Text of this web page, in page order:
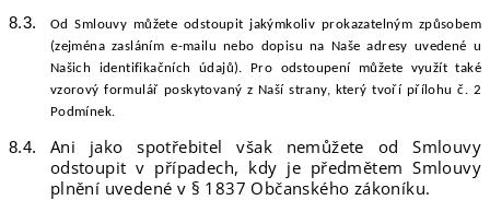
Od Smlouvy můžete odstoupit jakýmkoliv prokazatelným způsobem
(zejména zasláním e-mailu nebo dopisu na Naše adresy uvedené u
Našich identifikačních údajů). Pro odstoupení můžete využít také
vzorový formulář poskytovaný z Naší strany, který tvoří přílohu č. 2
Podmínek.
Ani jako spotřebitel však nemůžete od Smlouvy
odstoupit v případech, kdy je předmětem Smlouvy
plnění uvedené v § 1837 Občanského zákoníku.